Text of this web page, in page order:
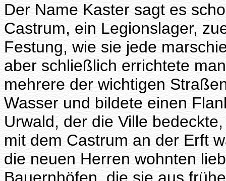
Der Name Kaster sagt es
Castrum, ein Legionslager,
Festung, wie sie jede
aber schließlich errichtete
mehrere der wichtigen
Wasser und bildete einen
Urwald, der die Ville
mit dem Castrum an der Erft
die neuen Herren wohnten